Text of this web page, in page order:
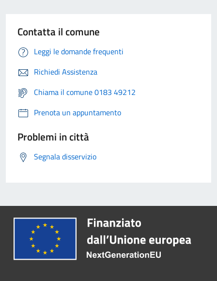
Contatta il comune
Leggi le domande frequenti
Richiedi Assistenza
Chiama il comune 0183 49212
Prenota un appuntamento
Problemi in città
Segnala disservizio